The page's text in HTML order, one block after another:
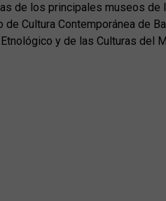
de los principales museos de
Cultura Contemporánea de
y de las Culturas del